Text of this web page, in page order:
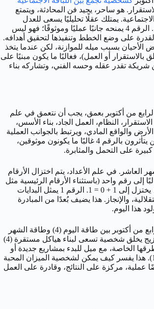
هو ساحر، يجيد فن المحادثة، ويتمتع
يمتلك عقلًا تحليليًا يسعى للعدل
والمنطق في تعاملاته. الرقم 4 يمنحه جانبًا عمليًا وموثوقًا؛ فهو ليس
على وضع الخطط وتنفيذها لتحقيق أهدافه.
الأحيان بسبب ميله للموازنة، لكن عندما يتخذ
بالاستقرار أو العمل)، فغالبًا ما يكون مبنيًا على
تقدر عقله وحسه الفني، وتشاركه بناء
من أكتوبر بعمق، يجب أن نتعمق في علم
الرقم 4 يمثل الاستقرار، النظام، العمل الجاد، بناء الأسس،
والواقع المادي، ويرتبط بالجوانب العملية
للحياة. الأشخاص الذين يتأثرون بالرقم 4 غالبًا ما يكونون موثوقين،
على التحمل والمثابرة.
العاشر. في علم الأعداد، يتم اختزال الأرقام
إلى رقم واحد (باستثناء الأرقام الرئيسية مثل
11، 22، 33). الرقم 10 يختزل إلى 1 + 0 = 1. الرقم 1 يمثل البدايات
والإنجاز. هذا يضيف بُعدًا من المبادرة
هذا اليوم.
لذلك، يجمع مولود الرابع من أكتوبر بين طاقة اليوم (4) وطاقة الشهر
المخفضة (1). هذا المزيج يخلق شخصية تسعى لبناء هياكل مستقرة (4)
الخاصة، مع ميل للبدء بمشاريع جديدة أو
تولي زمام المبادرة (1). هذا يفسر كيف يمكن لشخصية الميزان المحبة
عملية، مركزة على النتائج، وقادرة على العمل